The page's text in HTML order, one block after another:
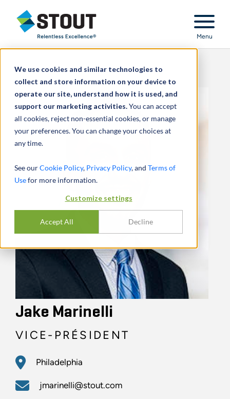
We use cookies and similar technologies to
collect and store information on your device to
operate our site, understand how it is used, and
support our marketing activities.You can accept
all cookies, reject non-essential cookies, or manage
your preferences. You can change your choices at
any time.
See ourCookie Policy, Privacy Policy, and Terms of
Usefor more information.
Customize settings
Accept All Decline
Stout Relentless Excellence
Menu
Jake Marinelli
VICE-PRÉSIDENT
Philadelphia
jmarinelli@stout.com